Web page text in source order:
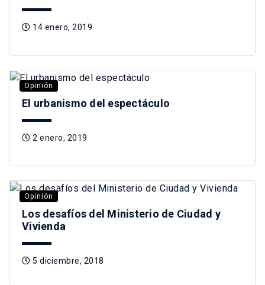
14 enero, 2019
Opinión
El urbanismo del espectáculo
2 enero, 2019
Opinión
Los desafíos del Ministerio de Ciudad y
Vivienda
5 diciembre, 2018